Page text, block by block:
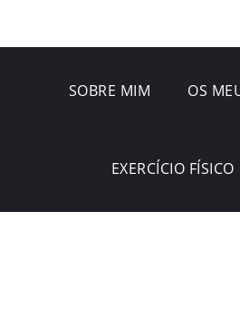
SOBRE MIM OS
EXERCÍCIO FÍSICO